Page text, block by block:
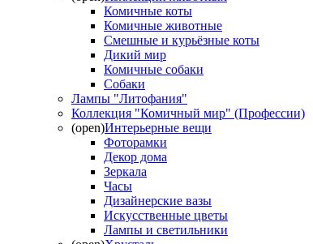
Комичные коты
Комичные животные
Смешные и курьёзные коты
Дикий мир
Комичные собаки
Собаки
Лампы "Литофания"
Коллекция "Комичный мир" (Профессии)
(open)Интерьерные вещи
Фоторамки
Декор дома
Зеркала
Часы
Дизайнерские вазы
Искусственные цветы
Лампы и светильники